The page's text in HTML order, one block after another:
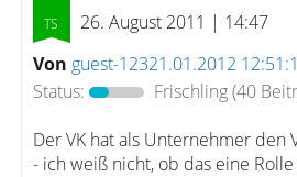
26. August 2011 | 14:47
Von guest-12321.01.2012
Status:
Frischling(40
Der VK hat als Unternehmer den
- ich weiß nicht, ob das eine